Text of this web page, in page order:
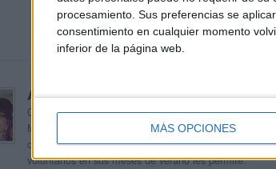
procesamiento. Sus preferencias se
consentimiento en cualquier momento
inferior de la página web.
MÁS OPCIONES
Acerca de orientacionandujar
Orientación Andújar no es solo un blog, es la
Maribel, que además de ser pareja, son los
dentro del blog y en el cual, vuelcan la mayor parte
voluntarios en sus meses de verano les permite.